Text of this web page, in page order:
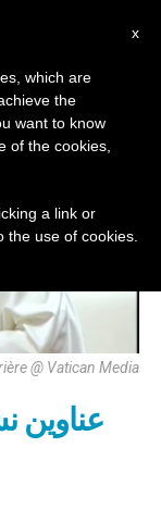
@ Vatican Media
x
which are
the
want to know
of the cookies,
a link or
use of cookies.